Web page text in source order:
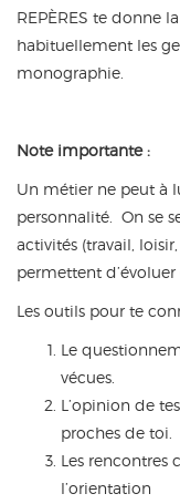
REPÈRES te donne
habituellement les
monographie.
Note importante :
Un métier ne peut à
personnalité. On se
activités (travail,
permettent
Les outils pour te
Le
vécues.
L’opinion de
proches de toi.
Les rencontres
l’orientation